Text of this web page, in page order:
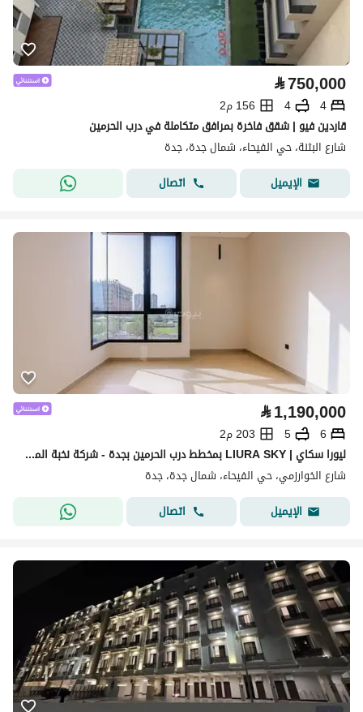
⃁750,000
4
4
156 م2
قاردين فيو | شقق فاخرة بمرافق متكاملة في درب الحرمين
شارع البثنة، حي الفيحاء، شمال جدة، جدة
الإيميل
اتصال
⃁1,190,000
6
5
203 م2
ليورا سكاي | LIURA SKY بمخطط درب الحرمين بجدة - شركة نخبة المباني للتطوير العقاري
شارع الخوارزمي، حي الفيحاء، شمال جدة، جدة
الإيميل
اتصال